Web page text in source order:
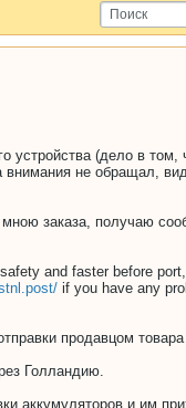
(дело в том,
не обращал,
заказа, получаю
and faster before
if you have any
продавцом
Голландию.
аккумуляторов и им